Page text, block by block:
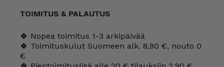
TOIMITUS & PALAUTUS
🍀 Nopea toimitus 1-3 arkipäivää
🍀 Toimituskulut Suomeen alk. 8,90 €, nouto 0
€